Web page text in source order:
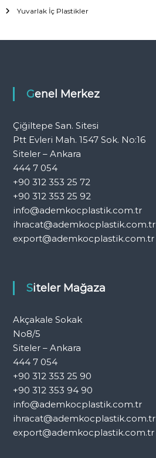
Yuvarlak İç Plastikler
Genel Merkez
Çiğiltepe San. Sitesi
Ptt Evleri Mah. 1547 Sok. No:16
Siteler – Ankara
444 7 054
+90 312 353 25 72
+90 312 353 25 92
info@ademkocplastik.com.tr
ihracat@ademkocplastik.com.tr
export@ademkocplastik.com.tr
Siteler Mağaza
Akçakale Sokak
No8/5
Siteler – Ankara
444 7 054
+90 312 353 25 90
+90 312 353 94 90
info@ademkocplastik.com.tr
ihracat@ademkocplastik.com.tr
export@ademkocplastik.com.tr